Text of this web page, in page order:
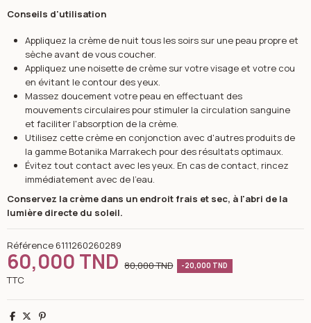
Conseils d'utilisation
Appliquez la crème de nuit tous les soirs sur une peau propre et
sèche avant de vous coucher.
Appliquez une noisette de crème sur votre visage et votre cou
en évitant le contour des yeux.
Massez doucement votre peau en effectuant des
mouvements circulaires pour stimuler la circulation sanguine
et faciliter l'absorption de la crème.
Utilisez cette crème en conjonction avec d'autres produits de
la gamme Botanika Marrakech pour des résultats optimaux.
Évitez tout contact avec les yeux. En cas de contact, rincez
immédiatement avec de l'eau.
Conservez la crème dans un endroit frais et sec, à l'abri de la
lumière directe du soleil.
Référence 6111260260289
60,000 TND 80,000 TND -20,000 TND
TTC
Partager
TweetPinterest